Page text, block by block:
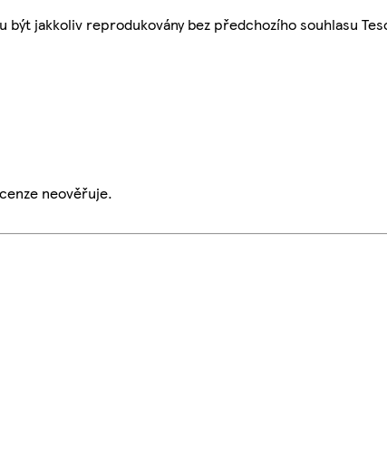
jakkoliv reprodukovány bez předchozího souhlasu
neověřuje.